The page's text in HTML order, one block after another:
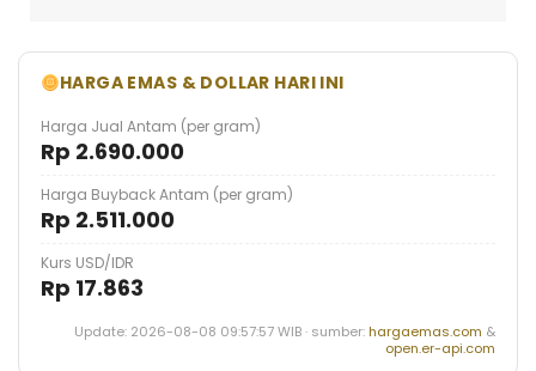
HARGA EMAS & DOLLAR HARI INI
Harga Jual Antam (per gram)
Rp 2.690.000
Harga Buyback Antam (per gram)
Rp 2.511.000
Kurs USD/IDR
Rp 17.863
Update: 2026-08-08 09:57:57 WIB · sumber: hargaemas.com &
open.er-api.com